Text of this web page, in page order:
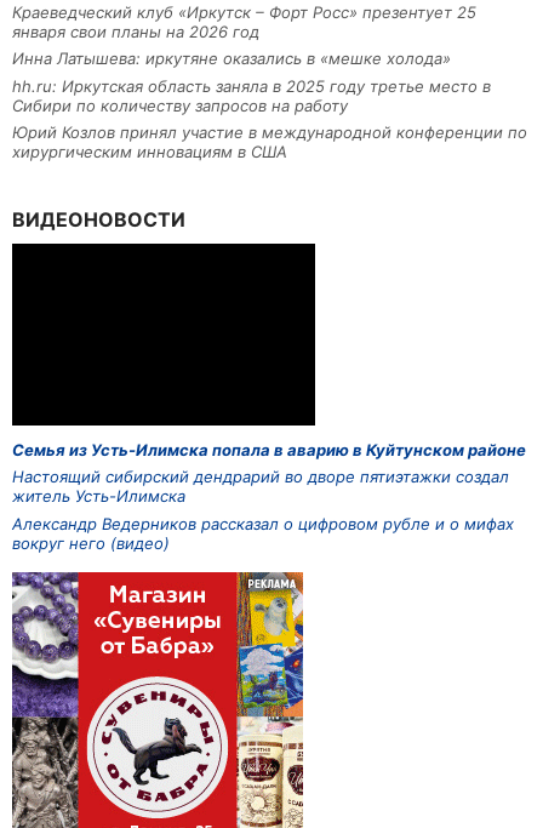
Краеведческий клуб «Иркутск – Форт Росс» презентует 25
января свои планы на 2026 год
Инна Латышева: иркутяне оказались в «мешке холода»
hh.ru: Иркутская область заняла в 2025 году третье место в
Сибири по количеству запросов на работу
Юрий Козлов принял участие в международной конференции по
хирургическим инновациям в США
ВИДЕОНОВОСТИ
Семья из Усть-Илимска попала в аварию в Куйтунском районе
Настоящий сибирский дендрарий во дворе пятиэтажки создал
житель Усть-Илимска
Александр Ведерников рассказал о цифровом рубле и о мифах
вокруг него (видео)